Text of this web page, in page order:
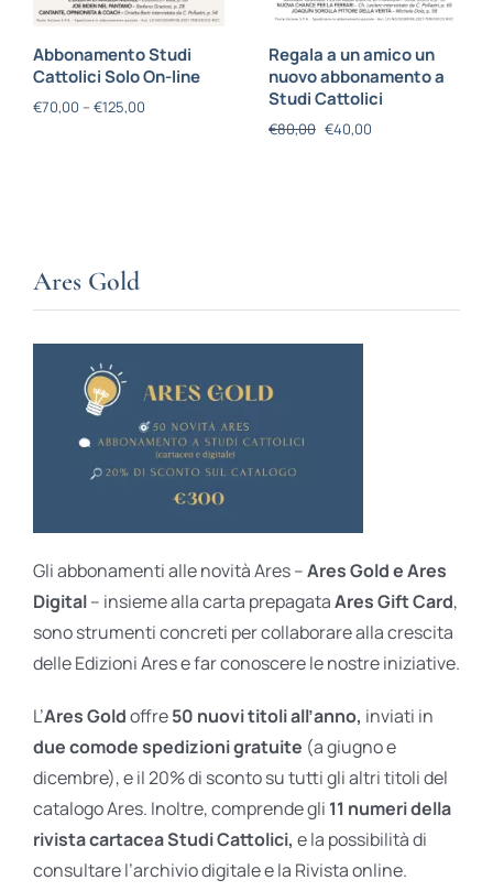
Abbonamento Studi
Cattolici Solo On-line
€70,00 – €125,00
Regala a un amico un
nuovo abbonamento a
Studi Cattolici
€80,00 €40,00
Ares Gold
Gli abbonamenti alle novità Ares –Ares Gold e Ares
Digital– insieme alla carta prepagataAres Gift Card,
sono strumenti concreti per collaborare alla crescita
delle Edizioni Ares e far conoscere le nostre iniziative.
L’Ares Goldoffre50 nuovi titoli all’anno, inviati in
due comode spedizioni gratuite (a giugno e
dicembre), e il 20% di sconto su tutti gli altri titoli del
catalogo Ares. Inoltre, comprende gli 11 numeri della
rivista cartacea Studi Cattolici, e la possibilità di
consultare l’archivio digitale e la Rivista online.